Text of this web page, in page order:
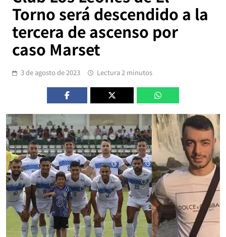
Torno será descendido a la
tercera de ascenso por
caso Marset
3 de agosto de 2023 Lectura 2 minutos